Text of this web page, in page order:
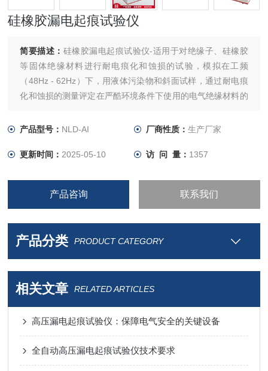
硅橡胶漏电起痕试验仪
简要描述： 硅橡胶漏电起痕试验仪-适用于对绝缘子、硅橡胶
等固体绝缘材料进行耐电痕化和蚀损的试验，模拟在工频
（48Hz - 62Hz）下，用液体污染物和斜面试样，通过耐电痕
化和蚀损的测量评定在严酷环境条件下使用的电气绝缘材料的
产品型号： NLD-AI 厂商性质： 生产厂家
更新时间： 2025-05-10 访 问 量： 1357
产品咨询 联系我们
产品分类 PRODUCT CATEGORY
相关文章 RELATED ARTICLES
高压漏电起痕试验仪：保障电气安全的关键设备
全自动高压漏电起痕试验仪技术要求